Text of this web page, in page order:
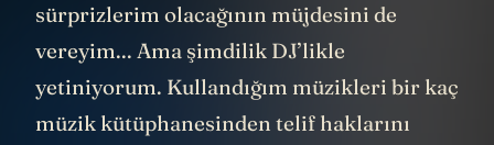
sürprizlerim olacağının müjdesini de
vereyim... Ama şimdilik DJ’likle
yetiniyorum. Kullandığım müzikleri bir kaç
müzik kütüphanesinden telif haklarını